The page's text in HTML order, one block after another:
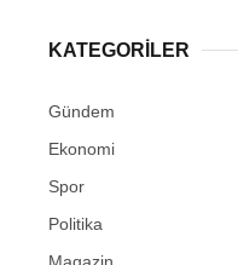
KATEGORİLER
Gündem
Ekonomi
Spor
Politika
Magazin